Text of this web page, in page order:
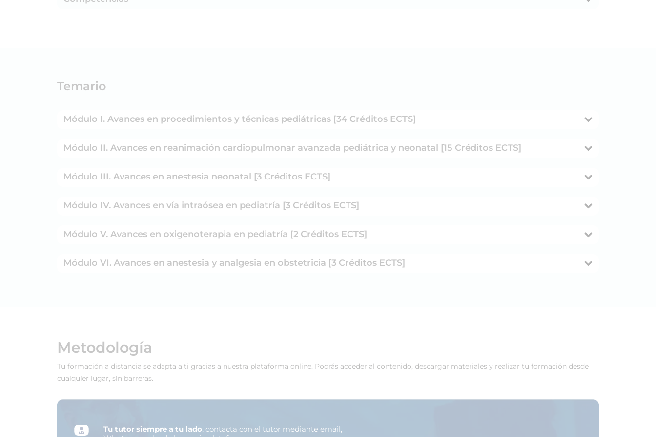
Temario
Módulo I. Avances en procedimientos y técnicas pediátricas [34 Créditos ECTS]
Módulo II. Avances en reanimación cardiopulmonar avanzada pediátrica y neonatal [15 Créditos ECTS]
Módulo III. Avances en anestesia neonatal [3 Créditos ECTS]
Módulo IV. Avances en vía intraósea en pediatría [3 Créditos ECTS]
Módulo V. Avances en oxigenoterapia en pediatría [2 Créditos ECTS]
Módulo VI. Avances en anestesia y analgesia en obstetricia [3 Créditos ECTS]
Metodología
Tu formación a distancia se adapta a ti gracias a nuestra plataforma online. Podrás acceder al contenido, descargar materiales y realizar tu formación desde
cualquier lugar, sin barreras.
Tu tutor siempre a tu lado, contacta con el tutor mediante email,